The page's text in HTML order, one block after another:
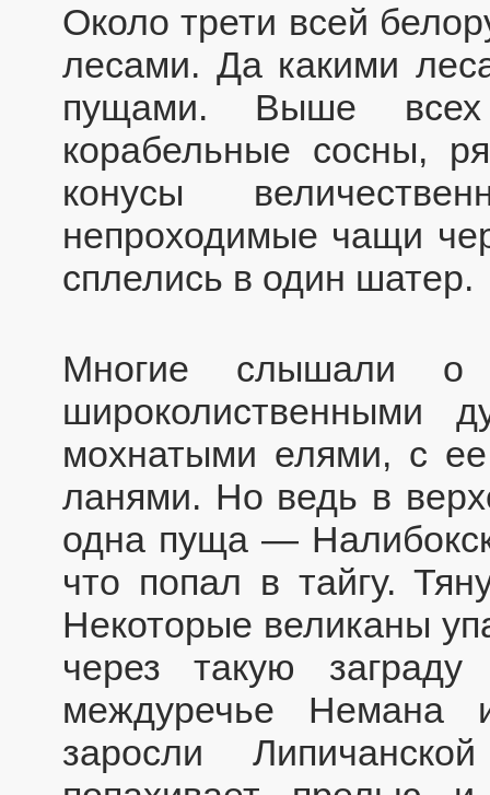
Около трети всей
лесами. Да какими
пущами. Выше всех
корабельные сосны,
конусы
непроходимые чащи
сплелись в один шатер.
Многие слышали
широколиственными
мохнатыми елями, с
ланями. Но ведь в
одна пуща —
что попал в тайгу.
Некоторые великаны
через такую
междуречье Немана
заросли